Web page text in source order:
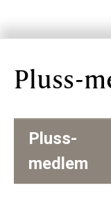
Pluss-
Pluss-
medlem